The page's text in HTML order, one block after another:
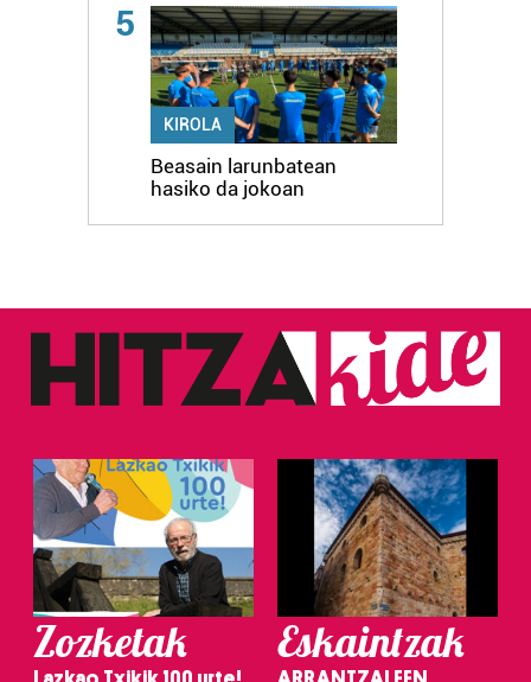
5
KIROLA
Beasain larunbatean
hasiko da jokoan
Zozketak Eskaintzak